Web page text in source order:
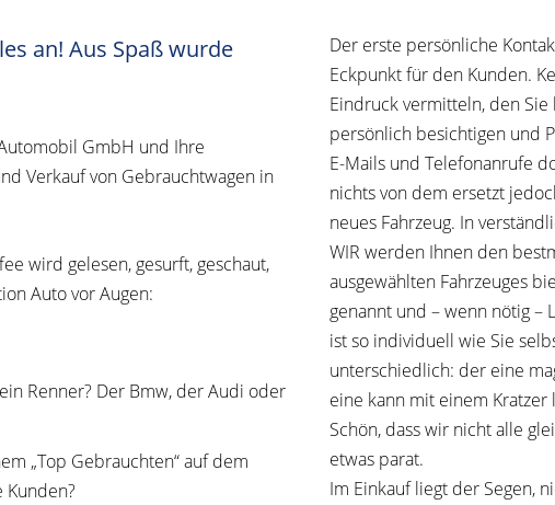
an! Aus Spaß wurde
GmbH und Ihre
Verkauf von Gebrauchtwagen in
wird gelesen, gesurft, geschaut,
Auto vor Augen:
Renner? Der Bmw, der Audi oder
„Top Gebrauchten“ auf dem
Kunden?
Der erste persönliche
Eckpunkt für den Kunden.
Eindruck vermitteln, den
persönlich besichtigen und
E-Mails und Telefonanrufe
nichts von dem ersetzt
neues Fahrzeug. In
WIR werden Ihnen den
ausgewählten Fahrzeuges
genannt und – wenn nötig –
ist so individuell wie Sie
unterschiedlich: der eine
eine kann mit einem
Schön, dass wir nicht alle
etwas parat.
Im Einkauf liegt der Segen,